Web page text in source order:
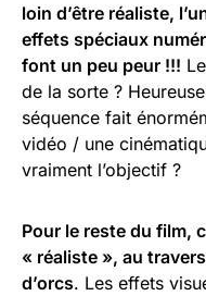
loin d’être réaliste,
effets spéciaux
font un peu peur !!!
de la sorte ?
séquence fait
vidéo / une
vraiment l’objectif ?
Pour le reste du film,
« réaliste », au
d’orcs. Les effets